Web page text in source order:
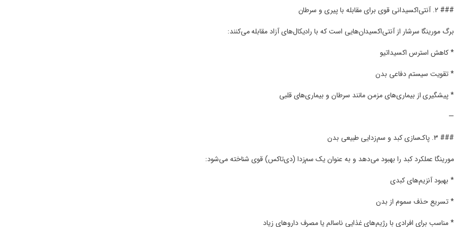
### ۲. آنتی‌اکسیدانی قوی برای مقابله با پیری و سرطان
برگ مورینگا سرشار از آنتی‌اکسیدان‌هایی است که با رادیکال‌های آزاد مقابله می‌کنند:
* کاهش استرس اکسیداتیو
* تقویت سیستم دفاعی بدن
* پیشگیری از بیماری‌های مزمن مانند سرطان و بیماری‌های قلبی
—
### ۳. پاک‌سازی کبد و سم‌زدایی طبیعی بدن
مورینگا عملکرد کبد را بهبود می‌دهد و به عنوان یک سم‌زدا (دی‌تاکس) قوی شناخته می‌شود:
* بهبود آنزیم‌های کبدی
* تسریع حذف سموم از بدن
* مناسب برای افرادی با رژیم‌های غذایی ناسالم یا مصرف داروهای زیاد